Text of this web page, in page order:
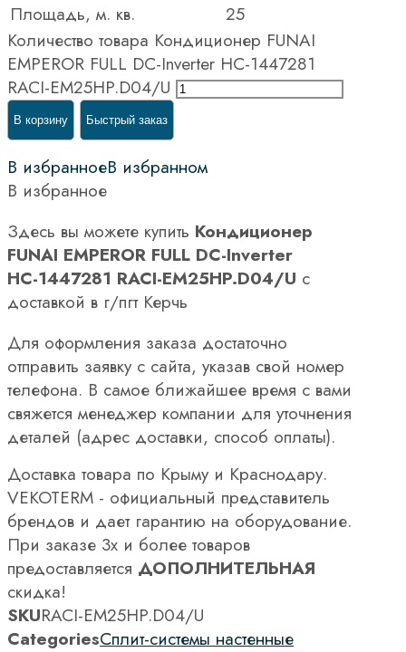
Площадь, м. кв.
25
Количество товара Кондиционер FUNAI
EMPEROR FULL DC-Inverter НС-1447281
RACI-EM25HP.D04/U
В корзину Быстрый заказ
В избранноеВ избранном
В избранное
Здесь вы можете купить Кондиционер
FUNAI EMPEROR FULL DC-Inverter
НС-1447281 RACI-EM25HP.D04/U с
доставкой в г/пгт Керчь
Для оформления заказа достаточно
отправить заявку с сайта, указав свой номер
телефона. В самое ближайшее время с вами
свяжется менеджер компании для уточнения
деталей (адрес доставки, способ оплаты).
Доставка товара по Крыму и Краснодару.
VEKOTERM - официальный представитель
брендов и дает гарантию на оборудование.
При заказе 3х и более товаров
предоставляется ДОПОЛНИТЕЛЬНАЯ
скидка!
SKURACI-EM25HP.D04/U
CategoriesСплит-системы настенные